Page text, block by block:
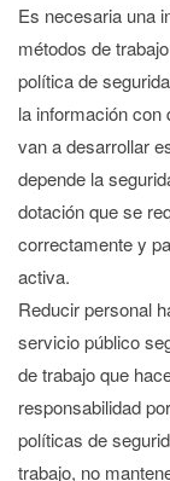
Es necesaria una
métodos de
política de
la información con
van a desarrollar
depende la
dotación que se
correctamente y
activa.
Reducir personal
servicio público
de trabajo que
responsabilidad
políticas de
trabajo, no